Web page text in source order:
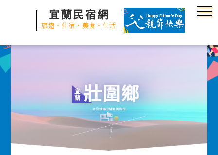
宜蘭民宿網
旅遊‧住宿‧美食‧生活